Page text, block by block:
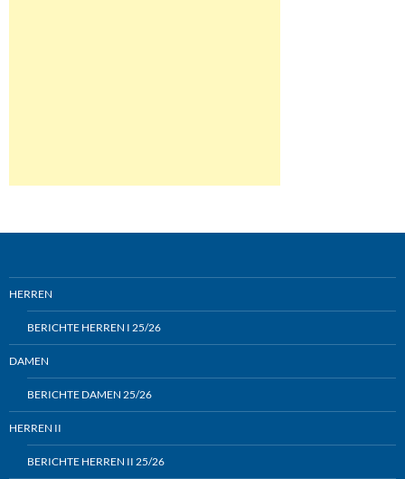
HERREN
BERICHTE HERREN I 25/26
DAMEN
BERICHTE DAMEN 25/26
HERREN II
BERICHTE HERREN II 25/26